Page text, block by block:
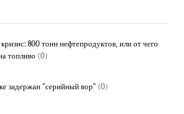
кризис: 800 тонн нефтепродуктов, или от чего
топливо (0)
задержан "серийный вор" (0)